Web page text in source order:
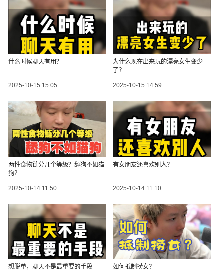
什么时候聊天有用？
2025-10-15 15:05
为什么现在出来玩的漂亮女生变少
了？
2025-10-15 14:59
两性食物链分几个等级？舔狗不如猫
狗？
2025-10-14 11:50
有女朋友还喜欢别人？
2025-10-14 11:10
想脱单，聊天不是最重要的手段 如何抵制捞女？